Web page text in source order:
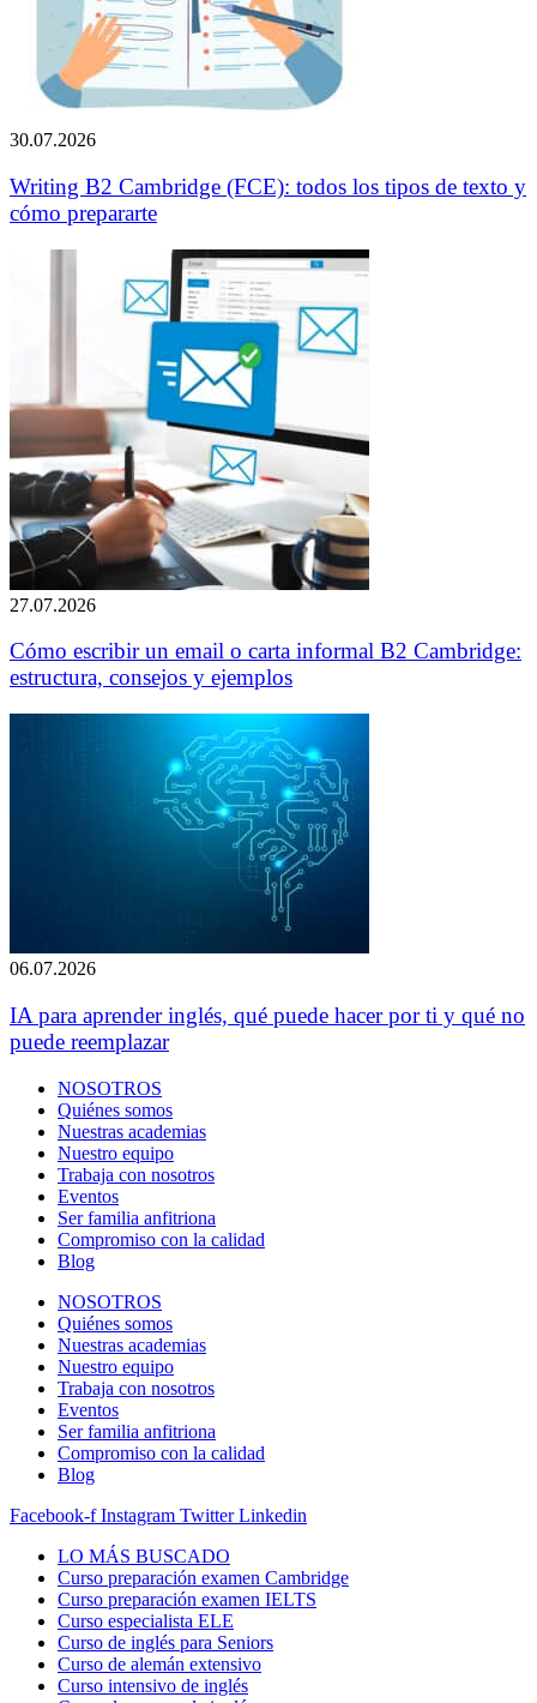
30.07.2026
Writing B2 Cambridge (FCE): todos los tipos de texto y
cómo prepararte
27.07.2026
Cómo escribir un email o carta informal B2 Cambridge:
estructura, consejos y ejemplos
06.07.2026
IA para aprender inglés, qué puede hacer por ti y qué no
puede reemplazar
NOSOTROS
Quiénes somos
Nuestras academias
Nuestro equipo
Trabaja con nosotros
Eventos
Ser familia anfitriona
Compromiso con la calidad
Blog
NOSOTROS
Quiénes somos
Nuestras academias
Nuestro equipo
Trabaja con nosotros
Eventos
Ser familia anfitriona
Compromiso con la calidad
Blog
Facebook-f Instagram Twitter Linkedin
LO MÁS BUSCADO
Curso preparación examen Cambridge
Curso preparación examen IELTS
Curso especialista ELE
Curso de inglés para Seniors
Curso de alemán extensivo
Curso intensivo de inglés